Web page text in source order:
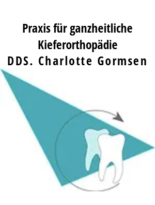
Praxis für ganzheitliche
Kieferorthopädie
DDS. Charlotte Gormsen